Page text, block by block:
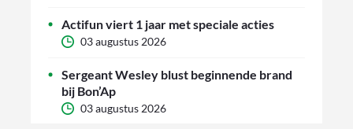
Actifun viert 1 jaar met speciale acties
03 augustus 2026
Sergeant Wesley blust beginnende brand
bij Bon’Ap
03 augustus 2026